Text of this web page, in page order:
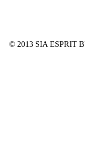
© 2013 SIA ESPRIT